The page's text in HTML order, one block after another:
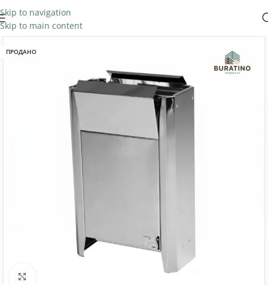
Skip to navigation
Skip to main content
ПРОДАНО